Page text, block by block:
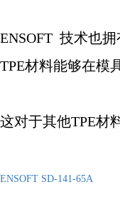
ENSOFT 技术也
TPE材料能够在模
这对于其他TPE材
ENSOFT SD-141-65A